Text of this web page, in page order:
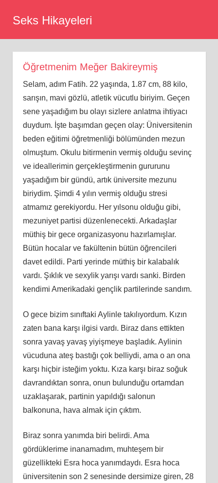
Seks Hikayeleri
Öğretmenim Meğer Bakireymiş
Selam, adım Fatih. 22 yaşında, 1.87 cm, 88 kilo,
sarışın, mavi gözlü, atletik vücutlu biriyim. Geçen
sene yaşadığım bu olayı sizlere anlatma ihtiyacı
duydum. İştebaşımdan geçen olay: Üniversitenin
beden eğitimi öğretmenliği bölümünden mezun
olmuştum. Okulu bitirmenin vermiş olduğu sevinç
ve ideallerimin gerçekleştirmenin gururunu
yaşadığım bir gündü, artık üniversite mezunu
biriydim. Şimdi 4 yılın vermiş olduğu stresi
atmamız gerekiyordu. Her yılsonu olduğu gibi,
mezuniyet partisi düzenlenecekti. Arkadaşlar
müthiş bir gece organizasyonu hazırlamışlar.
Bütün hocalar ve fakültenin bütün öğrencileri
davet edildi. Parti yerinde müthiş bir kalabalık
vardı. Şıkl ık ve sexylik yarışı vardı sanki. Birden
kendimi Amerikadaki gençlik partilerinde sandım.
O gece bizim sınıftaki Aylinle takılıyordum. Kızın
zaten bana karşı ilgisi vardı. Biraz dans ettikten
sonra yavaş yavaş yiyişmeye başladık. Aylinin
vücuduna ateş bastığı çok belliydi, ama o an ona
karşı hiçbir isteğim yoktu. Kıza karşı biraz soğuk
davrandıktan sonra, onun bulunduğu ortamdan
uzaklaşarak, partinin yapıldığı salonun
balkonuna, hava almak için çıktım.
Biraz sonra yanımda biri belirdi. Ama
gördüklerime inanamadım, muhteşembir
güzellikteki Esra hoca yanımdaydı. Esra hoca
üniversitenin son 2 senesinde dersimize giren, 28